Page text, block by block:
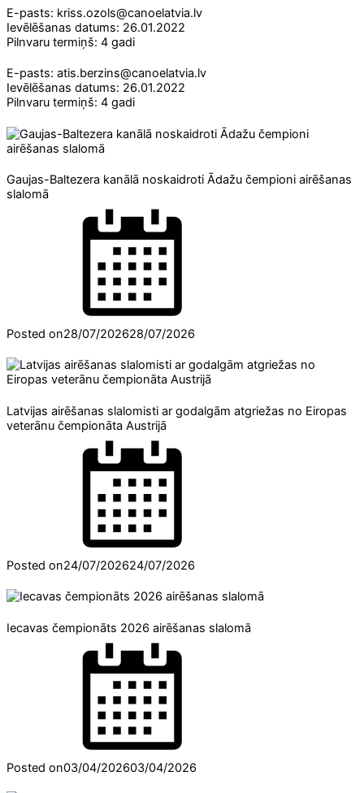
E-pasts: kriss.ozols@canoelatvia.lv
Ievēlēšanas datums: 26.01.2022
Pilnvaru termiņš: 4 gadi
E-pasts: atis.berzins@canoelatvia.lv
Ievēlēšanas datums: 26.01.2022
Pilnvaru termiņš: 4 gadi
Gaujas-Baltezera kanālā noskaidroti Ādažu čempioni airēšanas
slalomā
Posted on28/07/202628/07/2026
Latvijas airēšanas slalomisti ar godalgām atgriežas no Eiropas
veterānu čempionāta Austrijā
Posted on24/07/202624/07/2026
Iecavas čempionāts 2026 airēšanas slalomā
Posted on03/04/202603/04/2026